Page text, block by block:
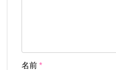
名前 *